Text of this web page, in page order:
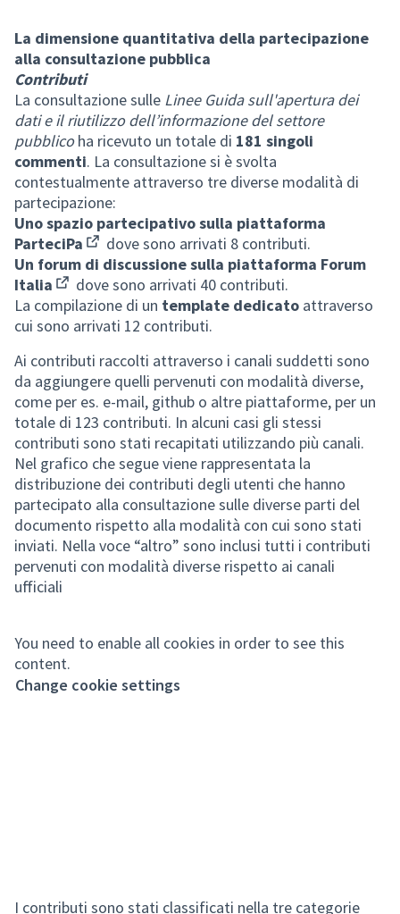
La dimensione quantitativa della partecipazione
alla consultazione pubblica
Contributi
La consultazione sulle Linee Guida sull'apertura dei
dati e il riutilizzo dell’informazione del settore
pubblicoha ricevuto un totale di 181 singoli
commenti. La consultazione si è svolta
contestualmente attraverso tre diverse modalità di
partecipazione:
Uno spazio partecipativo sulla piattaforma
ParteciPa
(Opens in new tab)
dove sono arrivati 8 contributi.
Un forum di discussione sulla piattaforma Forum
Italia
(External link)
dove sono arrivati 40 contributi.
La compilazione di un template dedicato attraverso
cui sono arrivati 12 contributi.
Ai contributi raccolti attraverso i canali suddetti sono
da aggiungere quelli pervenuti con modalità diverse,
come per es. e-mail, github o altre piattaforme, per un
totale di 123 contributi. In alcuni casi gli stessi
contributi sono stati recapitati utilizzando più canali.
Nel grafico che segue viene rappresentata la
distribuzione dei contributi degli utenti che hanno
partecipato alla consultazione sulle diverse parti del
documento rispetto alla modalità con cui sono stati
inviati. Nella voce “altro” sono inclusi tutti i contributi
pervenuti con modalità diverse rispetto ai canali
ufficiali
You need to enable all cookies in order to see this
content.
Change cookie settings
I contributi sono stati classificati nella tre categorie